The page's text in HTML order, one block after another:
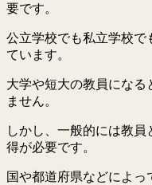
要です。
公立学校でも私立学校で
ています。
大学や短大の教員になる
ません。
しかし、一般的には教
得が必要です。
国や都道府県などによ